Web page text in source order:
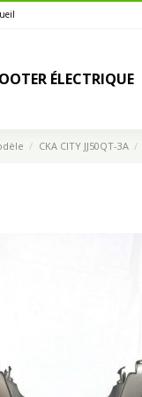
ÉLECTRIQUE
CKA CITY JJ50QT-3A